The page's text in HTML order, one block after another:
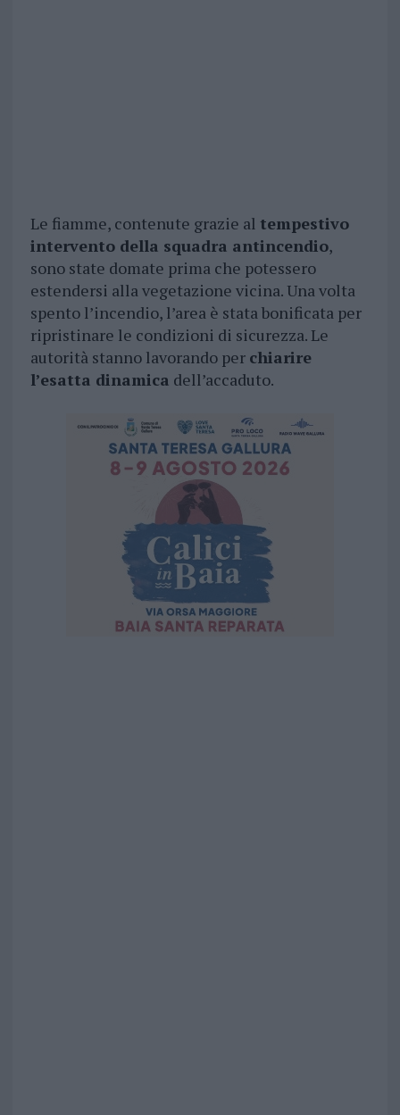
Le fiamme, contenute grazie al tempestivo
intervento della squadra antincendio,
sono state domate prima che potessero
estendersi alla vegetazione vicina. Una volta
spento l’incendio, l’area è stata bonificata per
ripristinare le condizioni di sicurezza. Le
autorità stanno lavorando per chiarire
l’esatta dinamica dell’accaduto.